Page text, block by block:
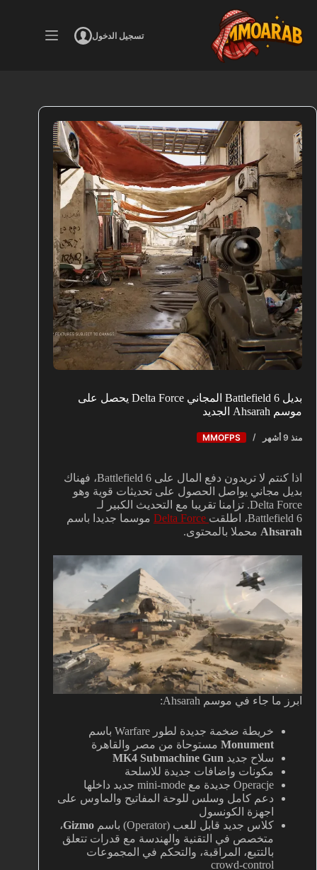
المحتوى
تسجيل الدخول
بديل Battlefield 6 المجاني Delta Force يحصل على
موسم Ahsarah الجديد
منذ 9 أشهر MMOFPS
اذا كنتم لا تريدون دفع المال على Battlefield 6، فهناك
بديل مجاني يواصل الحصول على تحديثات قوية وهو
Delta Force. تزامنا تقريبا مع التحديث الكبير لـ
Battlefield 6، اطلقت
موسما جديدا باسم
Ahsarah محملا بالمحتوى.
ابرز ما جاء في موسم Ahsarah:
خريطة ضخمة جديدة لطور Warfare باسم
Monument مستوحاة من مصر والقاهرة
سلاح جديد MK4 Submachine Gun
مكونات واضافات جديدة للاسلحة
Operacje جديدة مع mini-mode جديد داخلها
دعم كامل وسلس للوحة المفاتيح والماوس على
اجهزة الكونسول
كلاس جديد قابل للعب (Operator) باسم
Gizmo،
متخصص في التقنية والهندسة مع قدرات تتعلق
بالتتبع، المراقبة، والتحكم في المجموعات
crowd-control